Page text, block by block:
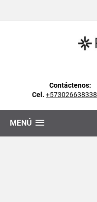
Contáctenos:
Cel. +573026638338
MENÚ